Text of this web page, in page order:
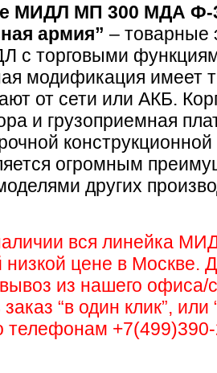
МИДЛ МП 300 МДА Ф-
армия” – товарные
с торговыми
модификация имеет
от сети или АКБ.
и грузоприемная
конструкционной
огромным
других
вся линейка
цене в Москве.
из нашего офиса/
“в один клик”, или
телефонам